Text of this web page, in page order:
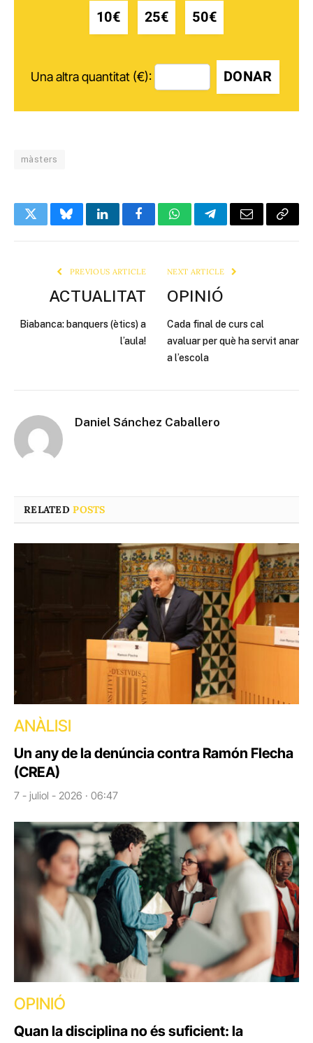
10€ 25€ 50€
Una altra quantitat (€): DONAR
màsters
TwitterBlueskyLinkedInFacebookWhatsAppTelegramEmail Copy
PREVIOUS ARTICLE
ACTUALITAT
Biabanca: banquers (ètics) a
l’aula!
NEXT ARTICLE
OPINIÓ
Cada final de curs cal
avaluar per què ha servit anar
a l’escola
Daniel Sánchez Caballero
RELATEDPOSTS
ANÀLISI
Un any de la denúncia contra Ramón Flecha
(CREA)
7 - juliol - 2026 · 06:47
OPINIÓ
Quan la disciplina no és suficient: la